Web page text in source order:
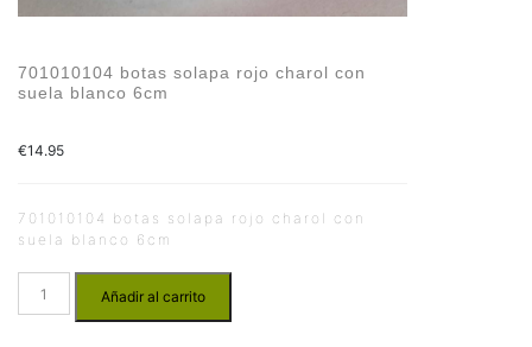
701010104 botas solapa rojo charol con
suela blanco 6cm
€14.95
701010104 botas solapa rojo charol con
suela blanco 6cm
Añadir al carrito